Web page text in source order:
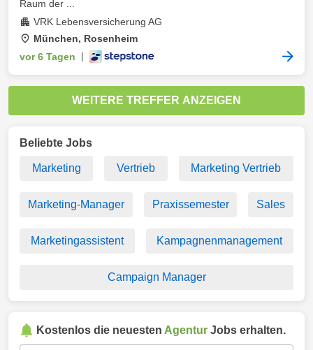
Raum der ...
VRK Lebensversicherung AG
München, Rosenheim
vor 6 Tagen
WEITERE TREFFER ANZEIGEN
Beliebte Jobs
Marketing Vertrieb Marketing Vertrieb
Marketing-Manager Praxissemester Sales
Marketingassistent Kampagnenmanagement
Campaign Manager
Kostenlos die neuesten Agentur Jobs erhalten.